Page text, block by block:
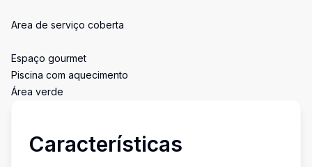
Area de serviço coberta
Espaço gourmet
Piscina com aquecimento
Área verde
Características